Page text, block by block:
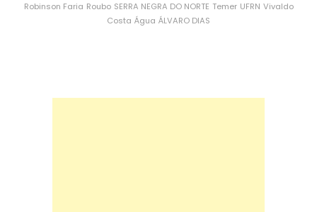
Robinson Faria Roubo SERRA NEGRA DO NORTE Temer UFRN Vivaldo
Costa Água ÁLVARO DIAS